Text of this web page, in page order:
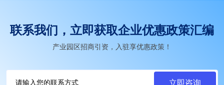
联系我们，立即获取企业优惠政策汇编
产业园区招商引资，入驻享优惠政策！